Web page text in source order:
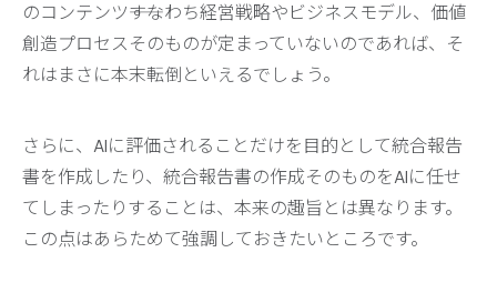
のコンテンツ――すなわち経営戦略やビジネスモデル、価値
創造プロセスそのものが定まっていないのであれば、そ
れはまさに本末転倒といえるでしょう。
さらに、AIに評価されることだけを目的として統合報告
書を作成したり、統合報告書の作成そのものをAIに任せ
てしまったりすることは、本来の趣旨とは異なります。
この点はあらためて強調しておきたいところです。